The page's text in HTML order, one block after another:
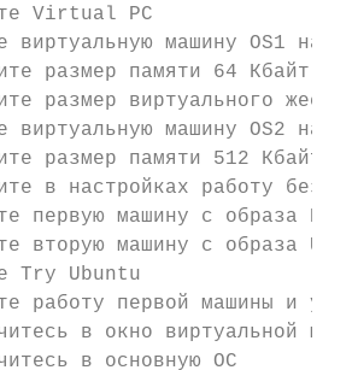
Virtual PC
виртуальную машину OS1 на
размер памяти 64 Кбайт
размер виртуального
виртуальную машину OS2 на
размер памяти 512 Кбайт
в настройках работу без
первую машину с образа
вторую машину с образа
Try Ubuntu
работу первой машины и
в окно виртуальной
в основную ОС